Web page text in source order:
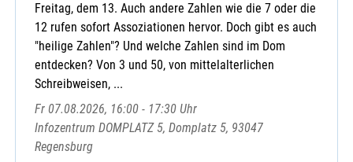
Freitag, dem 13. Auch andere Zahlen wie die 7 oder die
12 rufen sofort Assoziationen hervor. Doch gibt es auch
"heilige Zahlen"? Und welche Zahlen sind im Dom
entdecken? Von 3 und 50, von mittelalterlichen
Schreibweisen, ...
Fr 07.08.2026, 16:00 - 17:30 Uhr
Infozentrum DOMPLATZ 5, Domplatz 5, 93047
Regensburg